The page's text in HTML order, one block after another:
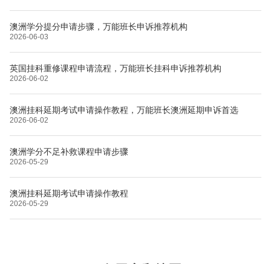
澳洲学分提分申请步骤，万能班长申诉推荐机构
2026-06-03
英国挂科重修课程申请流程，万能班长挂科申诉推荐机构
2026-06-02
澳洲挂科延期考试申请操作教程，万能班长澳洲延期申诉首选
2026-06-02
澳洲学分不足补救课程申请步骤
2026-05-29
澳洲挂科延期考试申请操作教程
2026-05-29